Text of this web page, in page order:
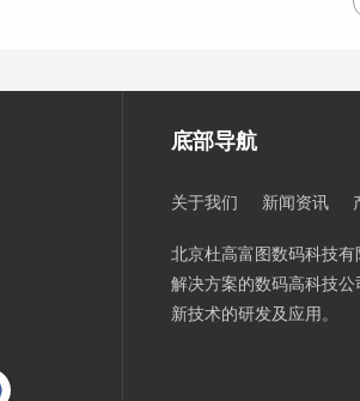
底部导航
关于我们 新闻资讯
北京杜高富图数码科技
解决方案的数码高科技公
新技术的研发及应用。